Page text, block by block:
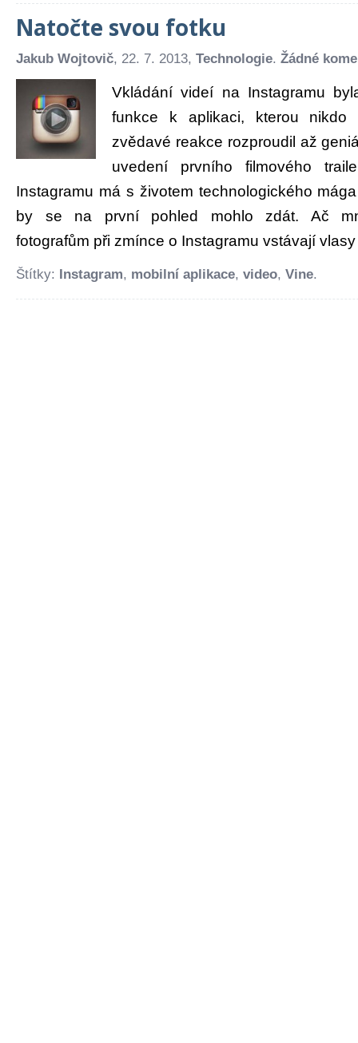
Natočte svou fotku
Jakub Wojtovič, 22. 7. 2013, Technologie. Žádné
Vkládání videí na Instagramu
funkce k aplikaci, kterou nikdo
zvědavé reakce rozproudil až
uvedení prvního filmového
Instagramu má s životem technologického
by se na první pohled mohlo zdát. Ač
fotografům při zmínce o Instagramu vstávají
Štítky: Instagram, mobilní aplikace, video, Vine.